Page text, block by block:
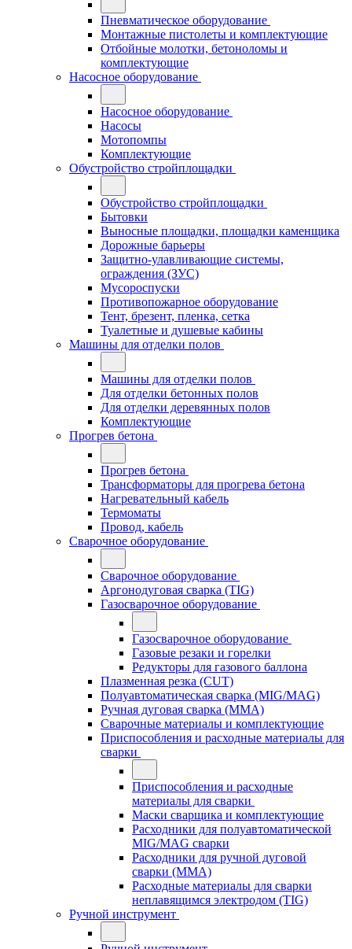
Пневматическое оборудование
Монтажные пистолеты и комплектующие
Отбойные молотки, бетоноломы и
комплектующие
Насосное оборудование
Насосное оборудование
Насосы
Мотопомпы
Комплектующие
Обустройство стройплощадки
Обустройство стройплощадки
Бытовки
Выносные площадки, площадки каменщика
Дорожные барьеры
Защитно-улавливающие системы,
ограждения (ЗУС)
Мусороспуски
Противопожарное оборудование
Тент, брезент, пленка, сетка
Туалетные и душевые кабины
Машины для отделки полов
Машины для отделки полов
Для отделки бетонных полов
Для отделки деревянных полов
Комплектующие
Прогрев бетона
Прогрев бетона
Трансформаторы для прогрева бетона
Нагревательный кабель
Термоматы
Провод, кабель
Сварочное оборудование
Сварочное оборудование
Аргонодуговая сварка (TIG)
Газосварочное оборудование
Газосварочное оборудование
Газовые резаки и горелки
Редукторы для газового баллона
Плазменная резка (CUT)
Полуавтоматическая сварка (MIG/MAG)
Ручная дуговая сварка (MMA)
Сварочные материалы и комплектующие
Приспособления и расходные материалы для
сварки
Приспособления и расходные
материалы для сварки
Маски сварщика и комплектующие
Расходники для полуавтоматической
MIG/MAG сварки
Расходники для ручной дуговой
сварки (MMA)
Расходные материалы для сварки
неплавящимся электродом (TIG)
Ручной инструмент